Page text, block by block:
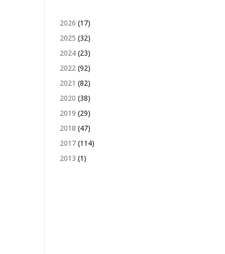
2026 (17)
2025 (32)
2024 (23)
2022 (92)
2021 (82)
2020 (38)
2019 (29)
2018 (47)
2017 (114)
2013 (1)